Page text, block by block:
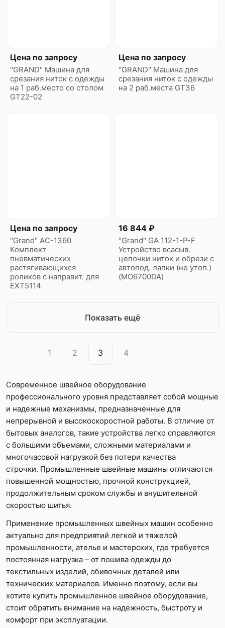
Цена по запросу
"GRAND" Машина для
срезания ниток с одежды
на 1 раб.место со столом
GT22-02
Цена по запросу
"GRAND" Машина для
срезания ниток с одежды
на 2 раб.места GT36
Цена по запросу
"Grand" AС-1360
Комплект
пневматических
растягивающихся
роликов с направит. для
EXT5114
16 844 ₽
"Grand" GA 112-1-P-F
Устройство всасыв.
цепочки ниток и обрези с
автопод. лапки (не утоп.)
(MO6700DA)
Показать ещё
1 2 3 4
Современное швейное оборудование
профессионального уровня представляет собой мощные
и надежные механизмы, предназначенные для
непрерывной и высокоскоростной работы. В отличие от
бытовых аналогов, такие устройства легко справляются
с большими объемами, сложными материалами и
многочасовой нагрузкой без потери качества
строчки. Промышленные швейные машины отличаются
повышенной мощностью, прочной конструкцией,
продолжительным сроком службы и внушительной
скоростью шитья.
Применение промышленных швейных машин особенно
актуально для предприятий легкой и тяжелой
промышленности, ателье и мастерских, где требуется
постоянная нагрузка – от пошива одежды до
текстильных изделий, обивочных деталей или
технических материалов. Именно поэтому, если вы
хотите купить промышленное швейное оборудование,
стоит обратить внимание на надежность, быстроту и
комфорт при эксплуатации.